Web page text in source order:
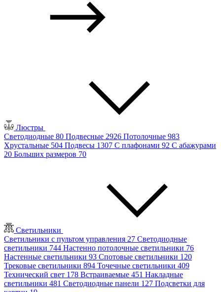
Люстры
Светодиодные 80 Подвесные 2926 Потолочные 983
Хрустальные 504 Подвесы 1307 С плафонами 92 С абажурами
20 Больших размеров 70
Светильники
Светильники с пультом управления 27 Светодиодные
светильники 744 Настенно потолочные светильники 76
Настенные светильники 93 Спотовые светильники 120
Трековые светильники 894 Точечные светильники 409
Технический свет 178 Встраиваемые 451 Накладные
светильники 481 Светодиодные панели 127 Подсветки для